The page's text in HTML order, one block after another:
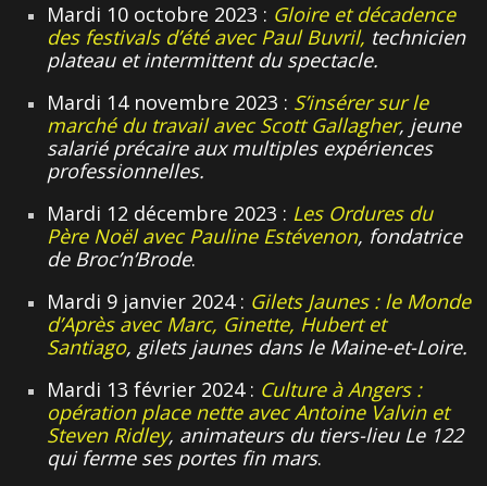
Mardi 10 octobre 2023 : Gloire et décadence
des festivals d’été avec Paul Buvril, technicien
plateau et intermittent du spectacle.
Mardi 14 novembre 2023 : S’insérer sur le
marché du travail avec Scott Gallagher, jeune
salarié précaire aux multiples expériences
professionnelles.
Mardi 12 décembre 2023 : Les Ordures du
Père Noël avec Pauline Estévenon, fondatrice
de Broc’n’Brode.
Mardi 9 janvier 2024 : Gilets Jaunes : le Monde
d’Après avec Marc, Ginette, Hubert et
Santiago, gilets jaunes dans le Maine-et-Loire.
Mardi 13 février 2024 : Culture à Angers :
opération place nette avec Antoine Valvin et
Steven Ridley, animateurs du tiers-lieu Le 122
qui ferme ses portes fin mars.